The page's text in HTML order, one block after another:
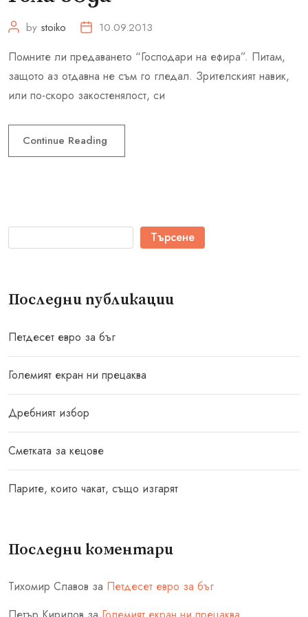
by stoiko 10.09.2013
Помните ли предаването “Господари на ефира”. Питам,
защото аз отдавна не съм го гледал. Зрителският навик,
или по-скоро закостенялост, си
Continue Reading
Търсене
Последни публикации
Петдесет евро за бъг
Големият екран ни прецаква
Дребният избор
Сметката за кецове
Парите, които чакат, също изгарят
Последни коментари
Тихомир Славов за Петдесет евро за бъг